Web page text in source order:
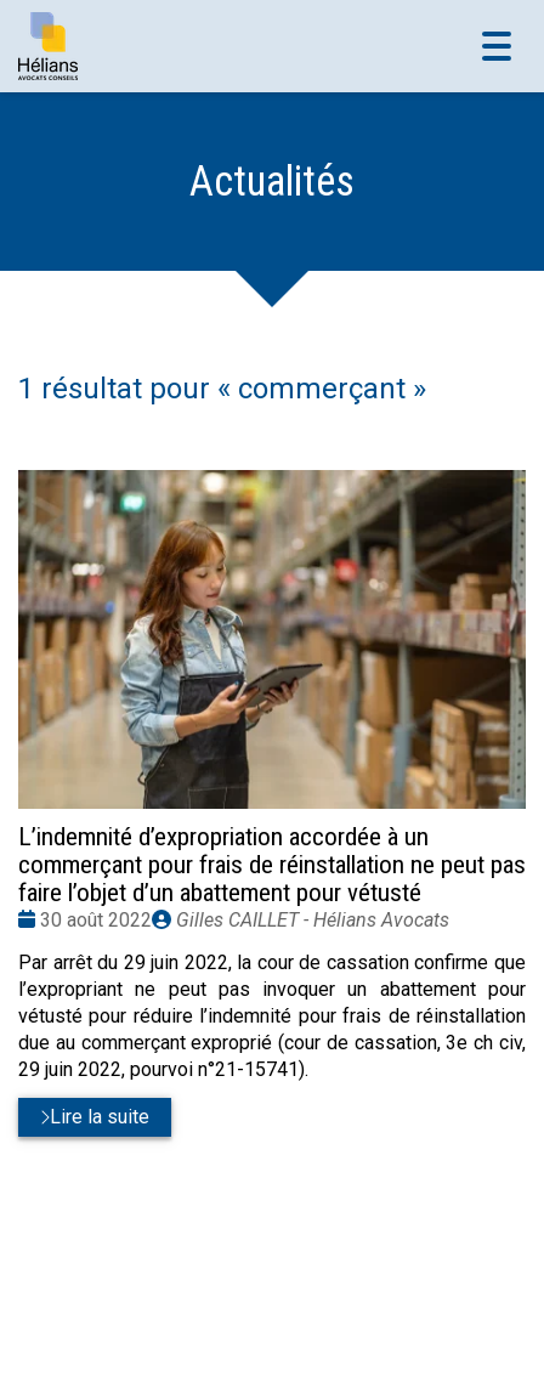
Actualités
1 résultat pour « commerçant »
L’indemnité d’expropriation accordée à un
commerçant pour frais de réinstallation ne peut pas
faire l’objet d’un abattement pour vétusté
Date
30 août 2022
Publié
Gilles CAILLET - Hélians Avocats
Par arrêt du 29 juin 2022, la cour de cassation confirme que
l’expropriant ne peut pas invoquer un abattement pour
vétusté pour réduire l’indemnité pour frais de réinstallation
due au commerçant exproprié (cour de cassation, 3e ch civ,
29 juin 2022, pourvoi n°21-15741).
Lire la suite